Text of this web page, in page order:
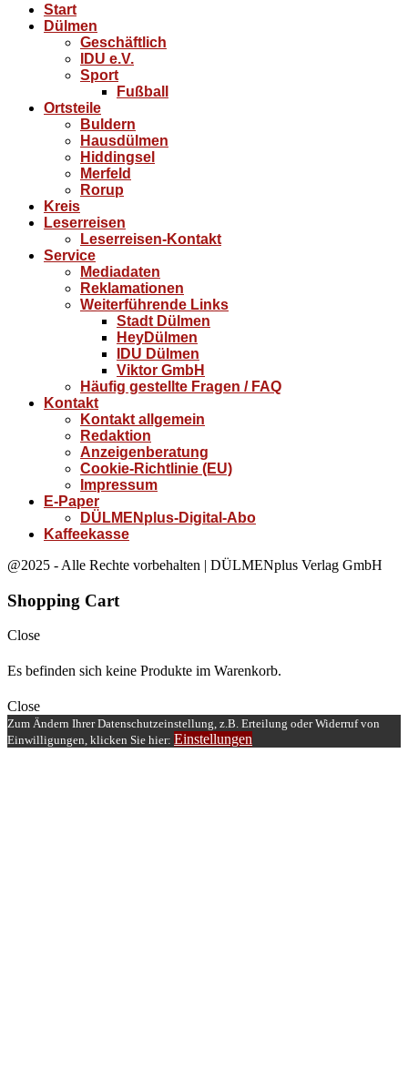
Start
Dülmen
Geschäftlich
IDU e.V.
Sport
Fußball
Ortsteile
Buldern
Hausdülmen
Hiddingsel
Merfeld
Rorup
Kreis
Leserreisen
Leserreisen-Kontakt
Service
Mediadaten
Reklamationen
Weiterführende Links
Stadt Dülmen
HeyDülmen
IDU Dülmen
Viktor GmbH
Häufig gestellte Fragen / FAQ
Kontakt
Kontakt allgemein
Redaktion
Anzeigenberatung
Cookie-Richtlinie (EU)
Impressum
E-Paper
DÜLMENplus-Digital-Abo
Kaffeekasse
@2025 - Alle Rechte vorbehalten | DÜLMENplus Verlag GmbH
Shopping Cart
Close
Es befinden sich keine Produkte im Warenkorb.
Close
Zum Ändern Ihrer Datenschutzeinstellung, z.B. Erteilung oder Widerruf von
Einwilligungen, klicken Sie hier: Einstellungen